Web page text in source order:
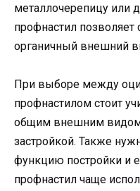
металлочерепицу или
профнастил позволяет
органичный внешний
При выборе между
профнастилом стоит
общим внешним
застройкой. Также
функцию постройки и
профнастил чаще